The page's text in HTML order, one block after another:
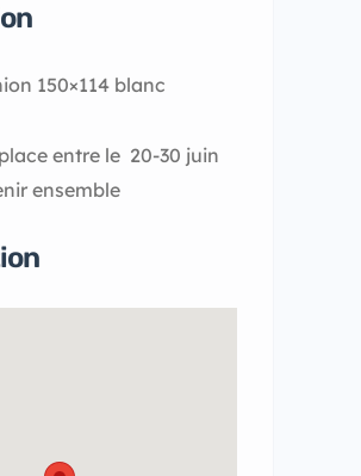
150×114 blanc
entre le 20-30 juin
ensemble